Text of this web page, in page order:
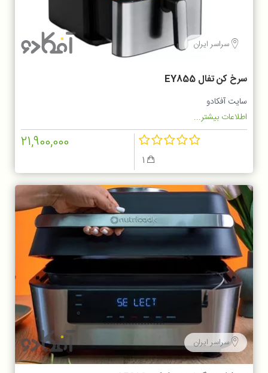
سراسر ایران
سرخ کن تفال EY855
سایت آفکادو
اطلاعات بیشتر...
1
21,900,000
سراسر ایران